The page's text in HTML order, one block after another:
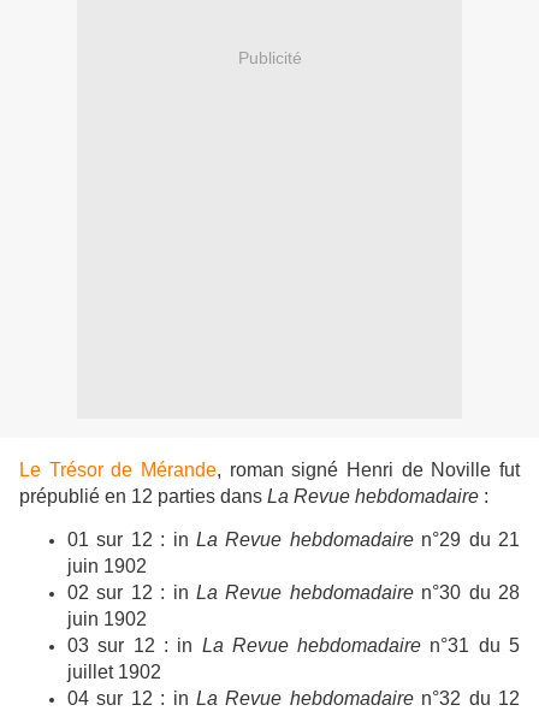
Publicité
Le Trésor de Mérande, roman signé Henri de Noville fut
prépublié en 12 parties dans La Revue hebdomadaire :
01 sur 12 : in LaRevue hebdomadairen°29 du 21
juin 1902
02 sur 12 : in LaRevue hebdomadairen°30 du 28
juin 1902
03sur 12 : in La Revue hebdomadaire n°31 du 5
juillet 1902
04sur 12 : inLaRevue hebdomadairen°32 du 12